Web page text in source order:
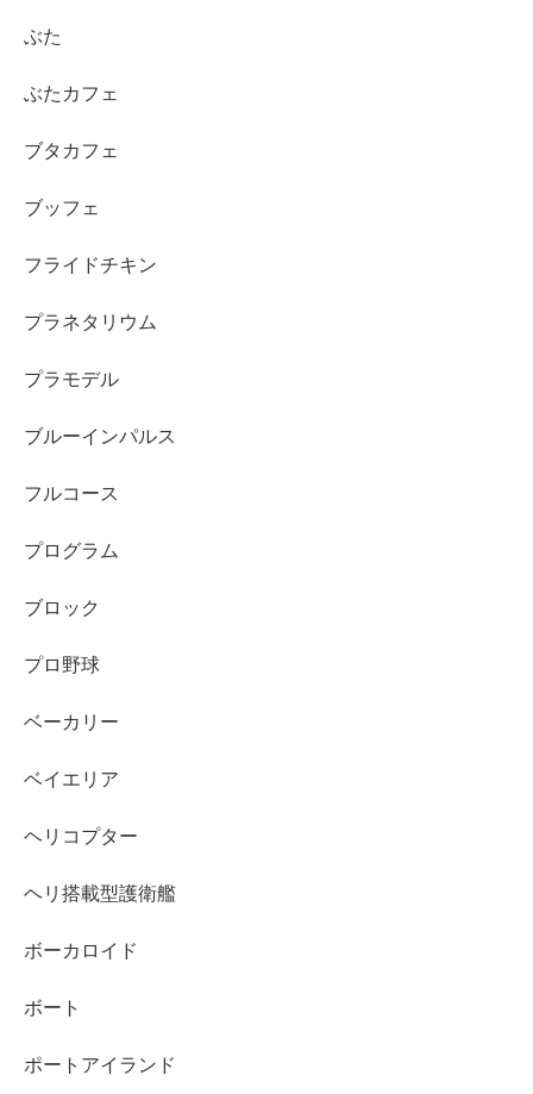
ぶた
ぶたカフェ
ブタカフェ
ブッフェ
フライドチキン
プラネタリウム
プラモデル
ブルーインパルス
フルコース
プログラム
ブロック
プロ野球
ベーカリー
ベイエリア
ヘリコプター
ヘリ搭載型護衛艦
ボーカロイド
ボート
ポートアイランド